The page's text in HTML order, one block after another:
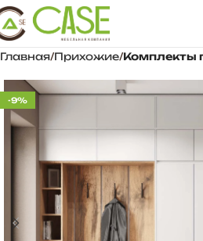
Главная Прихожие Комплекты
-9%